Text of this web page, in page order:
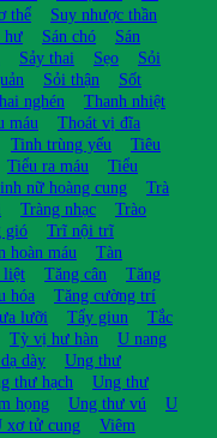
thể
Suy nhược thần
hư Sán chó
Sán
Sảy thai Sẹo
Sỏi
Sỏi thận
Sốt
nghén
Thanh nhiệt
máu
Thoát vị đĩa
Tinh trùng yếu
Tiêu
Tiểu ra máu
Tiểu
nữ hoàng cung
Trà
Tràng nhạc
Trào
gió
Trĩ nội trĩ
hoàn máu
Tàn
liệt Tăng cân
Tăng
hóa
Tăng cường trí
lưỡi Tẩy giun
Tắc
Tỳ vị hư hàn
U nang
dày
Ung thư
thư hạch
Ung thư
họng Ung thư vú
U
xơ tử cung
Viêm